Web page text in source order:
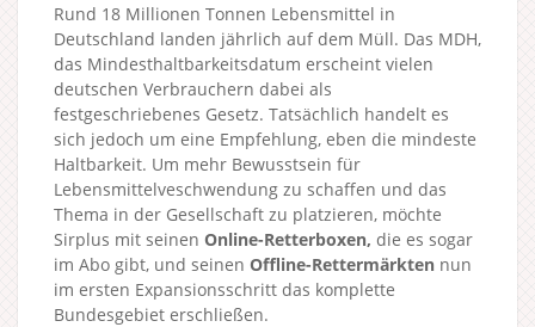
Rund 18 Millionen Tonnen Lebensmittel in
Deutschland landen jährlich auf dem Müll. Das MDH,
das Mindesthaltbarkeitsdatum erscheint vielen
deutschen Verbrauchern dabei als
festgeschriebenes Gesetz. Tatsächlich handelt es
sich jedoch um eine Empfehlung, eben die mindeste
Haltbarkeit. Um mehr Bewusstsein für
Lebensmittelveschwendung zu schaffen und das
Thema in der Gesellschaft zu platzieren, möchte
Sirplus mit seinen Online-Retterboxen, die es sogar
im Abo gibt, und seinen Offline-Rettermärkten nun
im ersten Expansionsschritt das komplette
Bundesgebiet erschließen.